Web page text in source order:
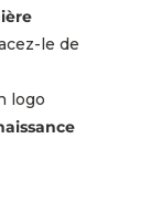
le de
logo